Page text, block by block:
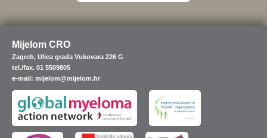
Mijelom CRO
Zagreb, Ulica grada Vukovara 226 G
tel./fax. 01 5509805
e-mail: mijelom@mijelom.hr